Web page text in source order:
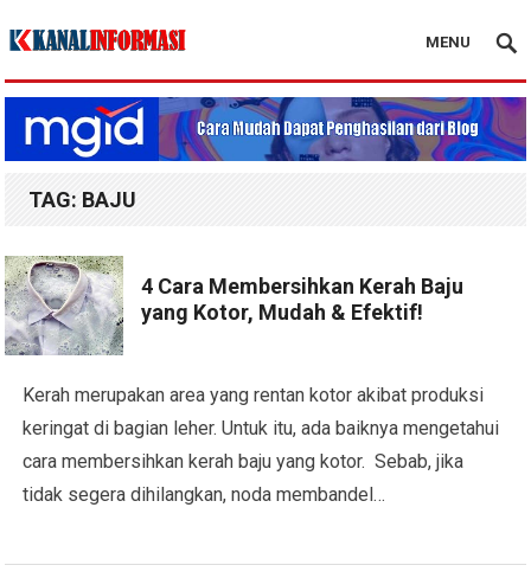
Blog Kanal Info
MENU
TAG: BAJU
4 Cara Membersihkan Kerah Baju
yang Kotor, Mudah & Efektif!
Kerah merupakan area yang rentan kotor akibat produksi
keringat di bagian leher. Untuk itu, ada baiknya mengetahui
cara membersihkan kerah baju yang kotor. Sebab, jika
tidak segera dihilangkan, noda membandel…